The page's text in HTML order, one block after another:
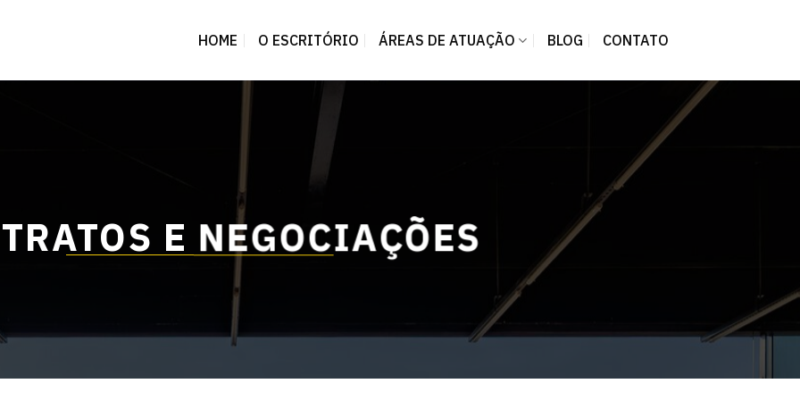
HOME O ESCRITÓRIO ÁREAS DE ATUAÇÃO BLOG CONTATO
E NEGOCIAÇÕES